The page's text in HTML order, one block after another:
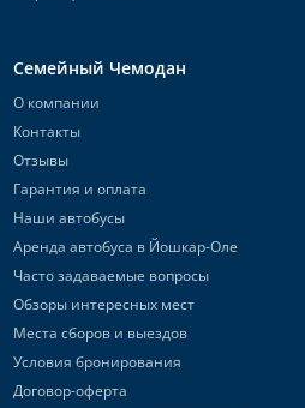
Семейный Чемодан
О компании
Контакты
Отзывы
Гарантия и оплата
Наши автобусы
Аренда автобуса в Йошкар-Оле
Часто задаваемые вопросы
Обзоры интересных мест
Места сборов и выездов
Условия бронирования
Договор-оферта